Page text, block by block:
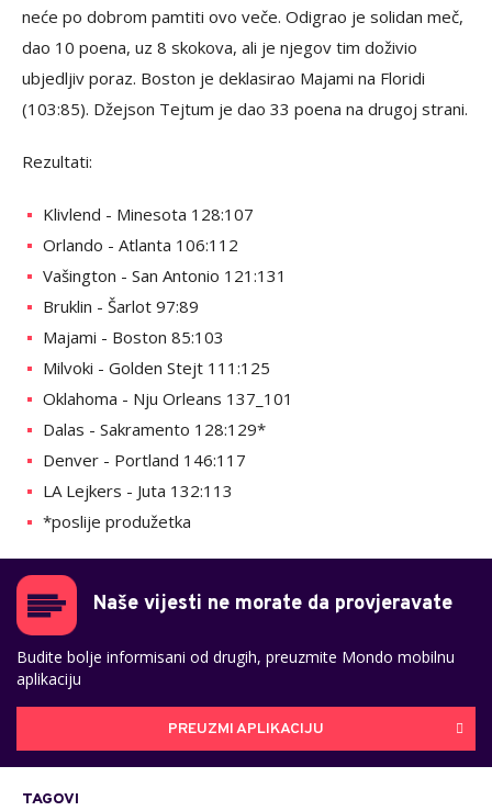
neće po dobrom pamtiti ovo veče. Odigrao je solidan meč,
dao 10 poena, uz 8 skokova, ali je njegov tim doživio
ubjedljiv poraz. Boston je deklasirao Majami na Floridi
(103:85). Džejson Tejtum je dao 33 poena na drugoj strani.
Rezultati:
Klivlend - Minesota 128:107
Orlando - Atlanta 106:112
Vašington - San Antonio 121:131
Bruklin - Šarlot 97:89
Majami - Boston 85:103
Milvoki - Golden Stejt 111:125
Oklahoma - Nju Orleans 137_101
Dalas - Sakramento 128:129*
Denver - Portland 146:117
LA Lejkers - Juta 132:113
*poslije produžetka
Naše vijesti ne morate da provjeravate
Budite bolje informisani od drugih, preuzmite Mondo mobilnu
aplikaciju
PREUZMI APLIKACIJU
TAGOVI